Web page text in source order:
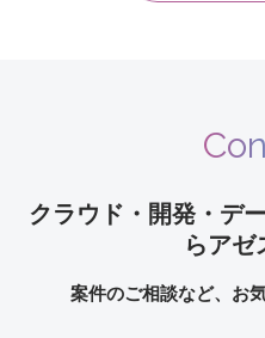
クラウド・開発・デ
らアゼ
案件のご相談など、お